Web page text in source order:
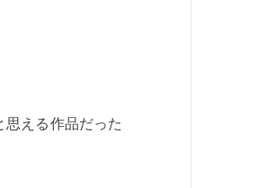
える作品だった